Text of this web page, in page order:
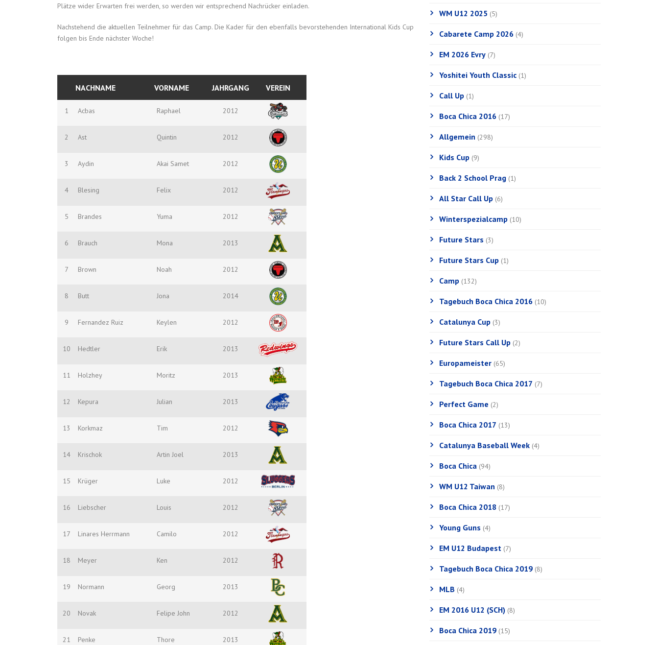
Plätze wider Erwarten frei werden, so werden wir entsprechend Nachrücker einladen.
Nachstehend die aktuellen Teilnehmer für das Camp. Die Kader für den ebenfalls bevorstehenden International Kids Cup
folgen bis Ende nächster Woche!
NACHNAME VORNAME JAHRGANG VEREIN
1 Acbas Raphael 2012
2 Ast Quintin 2012
3 Aydin Akai Samet 2012
4 Blesing Felix 2012
5 Brandes Yuma 2012
6 Brauch Mona 2013
7 Brown Noah 2012
8 Butt Jona 2014
9 Fernandez Ruiz Keylen 2012
10 Hedtler Erik 2013
11 Holzhey Moritz 2013
12 Kepura Julian 2013
13 Korkmaz Tim 2012
14 Krischok Artin Joel 2013
15 Krüger Luke 2012
16 Liebscher Louis 2012
17 Linares Herrmann Camilo 2012
18 Meyer Ken 2012
19 Normann Georg 2013
20 Novak Felipe John 2012
21 Penke Thore 2013
WM U12 2025 (5)
Cabarete Camp 2026 (4)
EM 2026 Evry (7)
Yoshitei Youth Classic (1)
Call Up (1)
Boca Chica 2016 (17)
Allgemein (298)
Kids Cup (9)
Back 2 School Prag (1)
All Star Call Up (6)
Winterspezialcamp (10)
Future Stars (3)
Future Stars Cup (1)
Camp (132)
Tagebuch Boca Chica 2016 (10)
Catalunya Cup (3)
Future Stars Call Up (2)
Europameister (65)
Tagebuch Boca Chica 2017 (7)
Perfect Game (2)
Boca Chica 2017 (13)
Catalunya Baseball Week (4)
Boca Chica (94)
WM U12 Taiwan (8)
Boca Chica 2018 (17)
Young Guns (4)
EM U12 Budapest (7)
Tagebuch Boca Chica 2019 (8)
MLB (4)
EM 2016 U12 (SCH) (8)
Boca Chica 2019 (15)